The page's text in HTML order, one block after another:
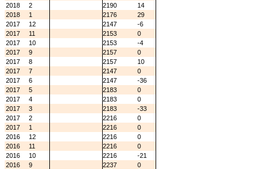
2018
2 2190
14
2018
1 2176
29
2017
12 2147
-6
2017
11 2153
0
2017
10 2153
-4
2017
9 2157
0
2017
8 2157
10
2017
7 2147
0
2017
6 2147
-36
2017
5 2183
0
2017
4 2183
0
2017
3 2183
-33
2017
2 2216
0
2017
1 2216
0
2016
12 2216
0
2016
11 2216
0
2016
10 2216
-21
2016
9 2237
0